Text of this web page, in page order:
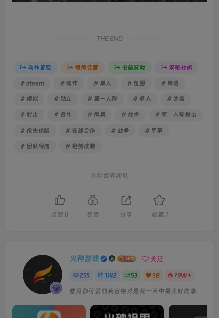
THE END
动作冒险 模拟经营 电脑游戏 策略战棋
# steam # 动作 # 单人 # 氛围 # 策略
# 模拟 # 独立 # 第一人称 # 多人 # 沙盒
# 射击 # 合作 # 拟真 # 战术 # 第一人称射击
# 抢先体验 # 在线合作 # 战争 # 军事
# 团队导向 # 枪械改装
火种世界团队
点赞 0 赞赏 分享 收藏 1
火种游戏 关注
255 1142 53 28 79W+
看见你可爱的笑容绝对是我一天中最美好的事